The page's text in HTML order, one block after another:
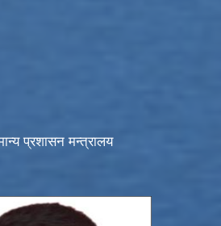
प्रशासन मन्त्रालय